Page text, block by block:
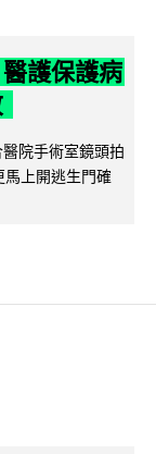
護保護病
院手術室鏡頭拍
上開逃生門確